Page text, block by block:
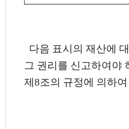
다음 표시의 재산에
그 권리를 신고하여야
제8조의 규정에 의하